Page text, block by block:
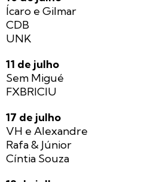
Ícaro e Gilmar
CDB
UNK
11 de julho
Sem Migué
FXBRICIU
17 de julho
VH e Alexandre
Rafa & Júnior
Cíntia Souza